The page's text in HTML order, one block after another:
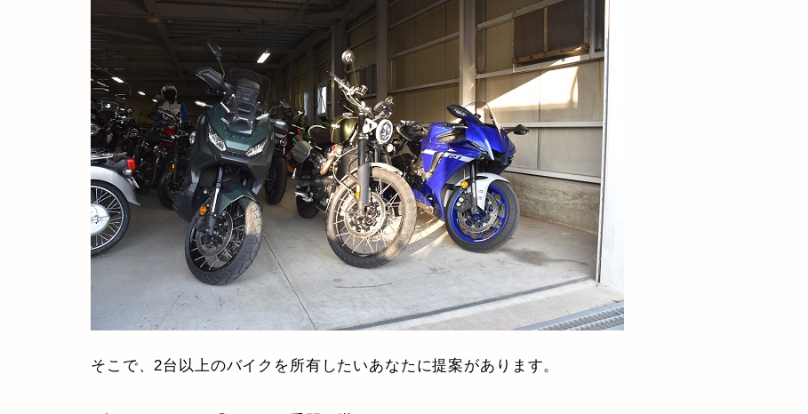
そこで、2台以上のバイクを所有したいあなたに提案があります。